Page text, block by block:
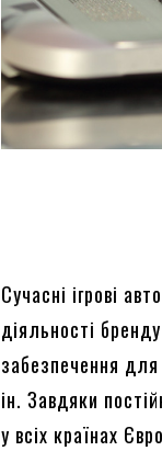
Сучасні ігрові
діяльності
забезпечення для
ін. Завдяки
у всіх країнах